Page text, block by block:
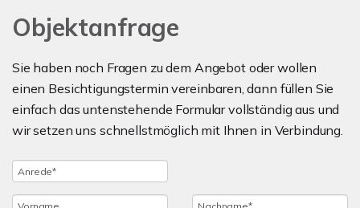
Objektanfrage
Sie haben noch Fragen zu dem Angebot oder wollen
einen Besichtigungstermin vereinbaren, dann füllen Sie
einfach das untenstehende Formular vollständig aus und
wir setzen uns schnellstmöglich mit Ihnen in Verbindung.